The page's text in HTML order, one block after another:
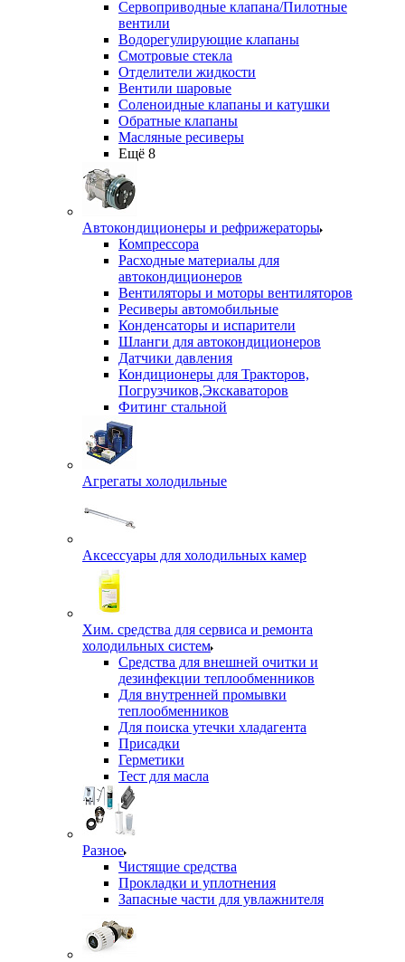
Сервоприводные клапана/Пилотные
вентили
Водорегулирующие клапаны
Смотровые стекла
Отделители жидкости
Вентили шаровые
Соленоидные клапаны и катушки
Обратные клапаны
Масляные ресиверы
Ещё 8
Автокондиционеры и рефрижераторы
Компрессора
Расходные материалы для
автокондиционеров
Вентиляторы и моторы вентиляторов
Ресиверы автомобильные
Конденсаторы и испарители
Шланги для автокондиционеров
Датчики давления
Кондиционеры для Тракторов,
Погрузчиков,Экскаваторов
Фитинг стальной
Агрегаты холодильные
Аксессуары для холодильных камер
Хим. средства для сервиса и ремонта
холодильных систем
Средства для внешней очитки и
дезинфекции теплообменников
Для внутренней промывки
теплообменников
Для поиска утечки хладагента
Присадки
Герметики
Тест для масла
Разное
Чистящие средства
Прокладки и уплотнения
Запасные части для увлажнителя